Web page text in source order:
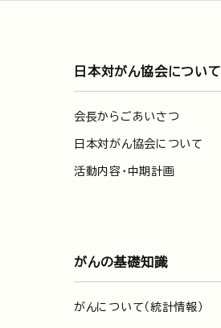
日本対がん協会について
会長からごあいさつ
日本対がん協会について
活動内容・中期計画
がんの基礎知識
がんについて（統計情報）